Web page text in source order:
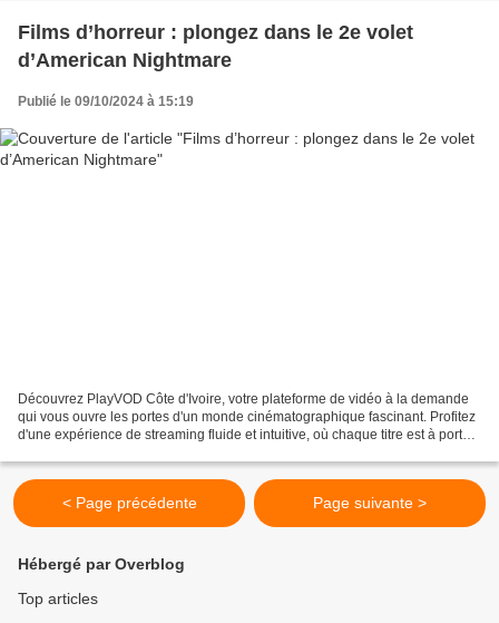
Films d’horreur : plongez dans le 2e volet
d’American Nightmare
Publié le 09/10/2024 à 15:19
Découvrez PlayVOD Côte d'Ivoire, votre plateforme de vidéo à la demande
qui vous ouvre les portes d'un monde cinématographique fascinant. Profitez
d'une expérience de streaming fluide et intuitive, où chaque titre est à portée
< Page précédente Page suivante >
Hébergé par Overblog
Top articles